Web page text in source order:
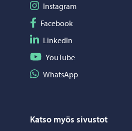
Seuraa Instagram
Instagram
Seuraa Facebook
Facebook
Seuraa LinkedIn
LinkedIn
Seuraa YouTube
YouTube
Jaa WhatsApp
WhatsApp
Katso myös sivustot